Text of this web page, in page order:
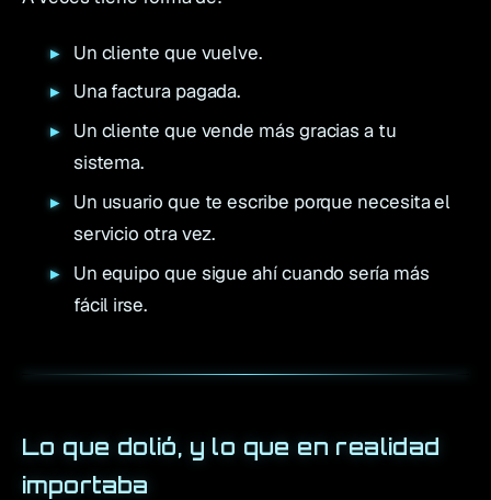
Un cliente que vuelve.
Una factura pagada.
Un cliente que vende más gracias a tu
sistema.
Un usuario que te escribe porque necesita el
servicio otra vez.
Un equipo que sigue ahí cuando sería más
fácil irse.
Lo que dolió, y lo que en realidad
importaba